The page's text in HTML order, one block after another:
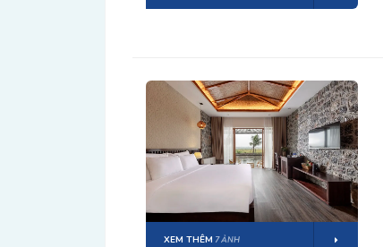
XEM THÊM 7 ẢNH